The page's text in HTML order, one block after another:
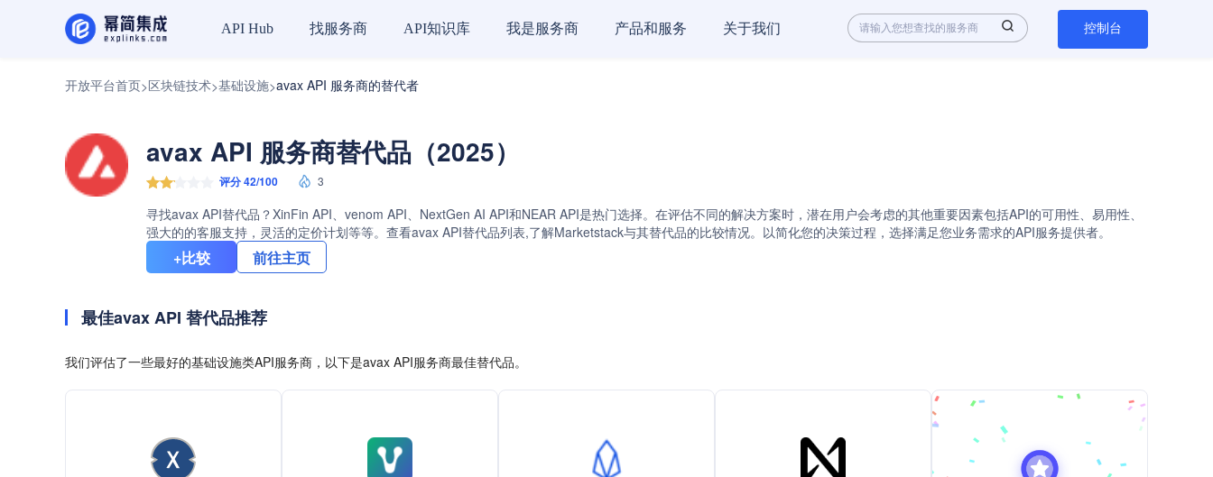
API Hub 找服务商 API知识库 我是服务商 产品和服务 关于我们 控制台
开放平台首页>区块链技术>基础设施>avax API 服务商的替代者
avax API 服务商替代品（2025）
评分 42/100 3
寻找avax API替代品？XinFin API、venom API、NextGen AI API和NEAR API是热门选择。在评估不同的解决方案时，潜在用户会考虑的其他重要因素包括API的可用性、易用性、
强大的的客服支持，灵活的定价计划等等。查看avax API替代品列表,了解Marketstack与其替代品的比较情况。以简化您的决策过程，选择满足您业务需求的API服务提供者。
+比较 前往主页
最佳avax API 替代品推荐
我们评估了一些最好的基础设施类API服务商，以下是avax API服务商最佳替代品。